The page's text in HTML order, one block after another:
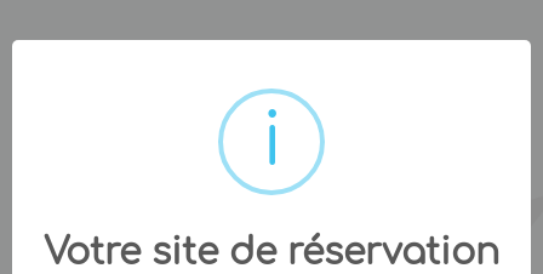
Votre site de réservation